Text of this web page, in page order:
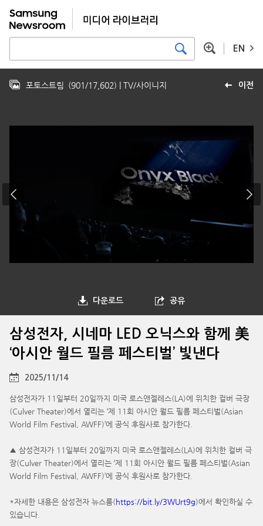
EN
이전
포토스트림 (901/17,602) | TV/사이니지
다운로드 공유
삼성전자, 시네마 LED 오닉스와 함께 美
‘아시안 월드 필름 페스티벌’ 빛낸다
2025/11/14
삼성전자가 11일부터 20일까지 미국 로스앤젤레스(LA)에 위치한 컬버 극장
(Culver Theater)에서 열리는 ‘제 11회 아시안 월드 필름 페스티벌(Asian
World Film Festival, AWFF)’에 공식 후원사로 참가한다.
▲ 삼성전자가 11일부터 20일까지 미국 로스앤젤레스(LA)에 위치한 컬버 극
장(Culver Theater)에서 열리는 ‘제 11회 아시안 월드 필름 페스티벌(Asian
World Film Festival, AWFF)’에 공식 후원사로 참가한다.
*자세한 내용은 삼성전자 뉴스룸(https://bit.ly/3WUrt9g)에서 확인하실 수
있습니다.